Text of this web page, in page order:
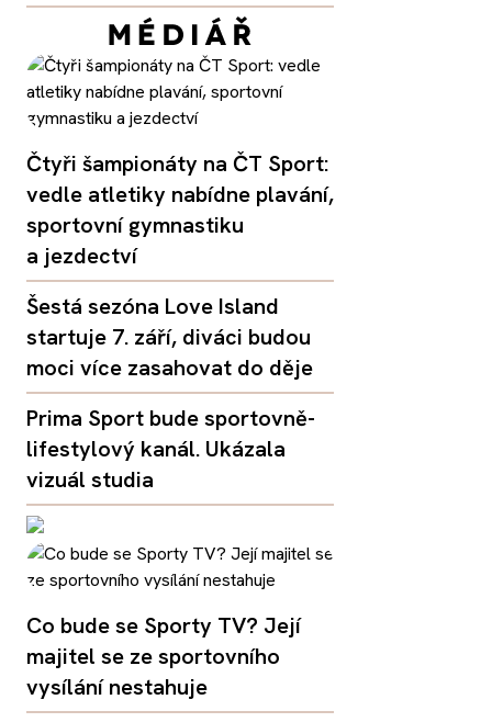
Čtyři šampionáty na ČT Sport:
vedle atletiky nabídne plavání,
sportovní gymnastiku
a jezdectví
Šestá sezóna Love Island
startuje 7. září, diváci budou
moci více zasahovat do děje
Prima Sport bude sportovně-
lifestylový kanál. Ukázala
vizuál studia
Co bude se Sporty TV? Její
majitel se ze sportovního
vysílání nestahuje